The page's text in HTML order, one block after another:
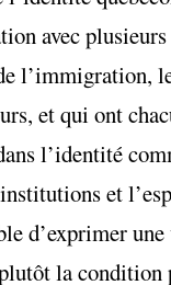
avec
l’immigration,
et qui ont
l’identité
et
d’exprimer
la